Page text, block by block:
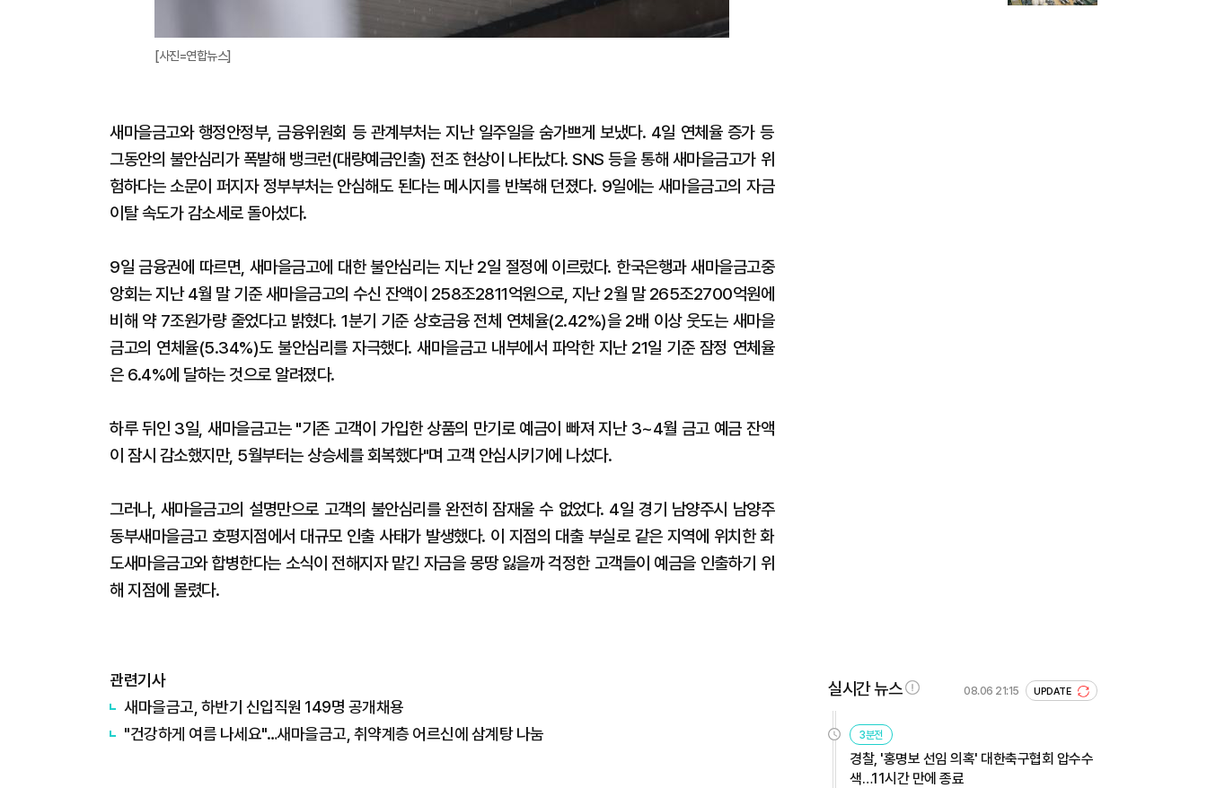
[사진=연합뉴스]
새마을금고와 행정안정부, 금융위원회 등 관계부처는 지난 일주일을 숨가쁘게 보냈다. 4일 연체율 증가 등
그동안의 불안심리가 폭발해 뱅크런(대량예금인출) 전조 현상이 나타났다. SNS 등을 통해 새마을금고가 위
험하다는 소문이 퍼지자 정부부처는 안심해도 된다는 메시지를 반복해 던졌다. 9일에는 새마을금고의 자금
이탈 속도가 감소세로 돌아섰다.
9일 금융권에 따르면, 새마을금고에 대한 불안심리는 지난 2일 절정에 이르렀다. 한국은행과 새마을금고중
앙회는 지난 4월 말 기준 새마을금고의 수신 잔액이 258조2811억원으로, 지난 2월 말 265조2700억원에
비해 약 7조원가량 줄었다고 밝혔다. 1분기 기준 상호금융 전체 연체율(2.42%)을 2배 이상 웃도는 새마을
금고의 연체율(5.34%)도 불안심리를 자극했다. 새마을금고 내부에서 파악한 지난 21일 기준 잠정 연체율
은 6.4%에 달하는 것으로 알려졌다.
하루 뒤인 3일, 새마을금고는 "기존 고객이 가입한 상품의 만기로 예금이 빠져 지난 3~4월 금고 예금 잔액
이 잠시 감소했지만, 5월부터는 상승세를 회복했다"며 고객 안심시키기에 나섰다.
그러나, 새마을금고의 설명만으로 고객의 불안심리를 완전히 잠재울 수 없었다. 4일 경기 남양주시 남양주
동부새마을금고 호평지점에서 대규모 인출 사태가 발생했다. 이 지점의 대출 부실로 같은 지역에 위치한 화
도새마을금고와 합병한다는 소식이 전해지자 맡긴 자금을 몽땅 잃을까 걱정한 고객들이 예금을 인출하기 위
해 지점에 몰렸다.
관련기사
새마을금고, 하반기 신입직원 149명 공개채용
"건강하게 여름 나세요"…새마을금고, 취약계층 어르신에 삼계탕 나눔
실시간 뉴스 08.06 21:15 UPDATE
3분전
경찰, '홍명보 선임 의혹' 대한축구협회 압수수
색…11시간 만에 종료